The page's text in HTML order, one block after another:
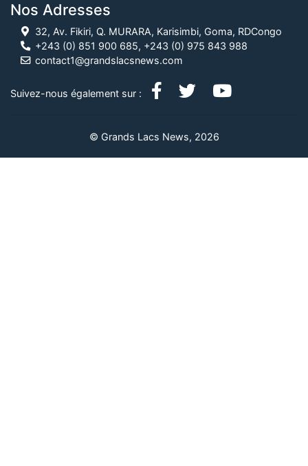
Nos Adresses
32, Av. Fikiri, Q. MURARA, Karisimbi, Goma, RDCongo
+243 (0) 851 900 685, +243 (0) 975 843 988
contact1@grandslacsnews.com
Suivez-nous également sur :
© Grands Lacs News, 2026